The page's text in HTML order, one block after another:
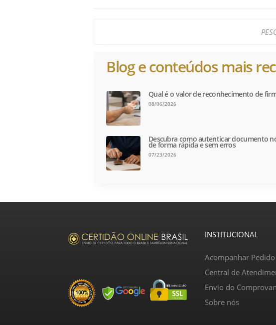
Blog e conteúdos mais
Qual é o valor de reconhecimento de
08/06/2026
Descubra como autenticar documento
de forma rápida e sem erros
07/23/2026
INSTITUCIONAL
Acompanhar Pedido
Central de
Envio do
Sobre nós